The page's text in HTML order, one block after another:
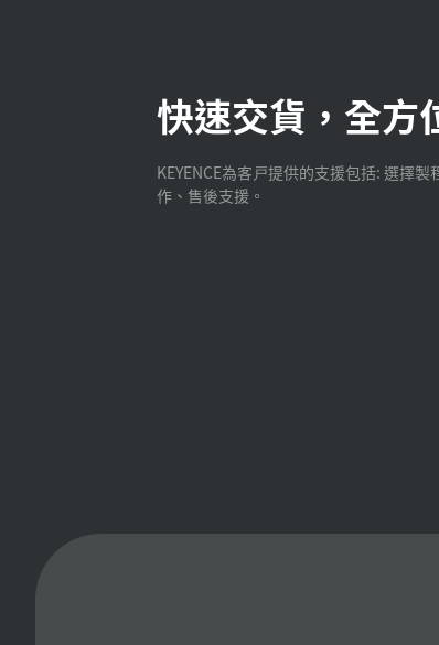
快速交貨，全方
KEYENCE為客戸提供的支援包括: 選擇
作、售後支援。